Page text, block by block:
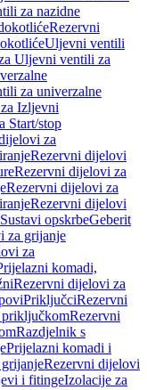
za nazidne
Rezervni
Uljevni ventili
Uljevni ventili za
za univerzalne
Izljevni
Start/stop
za
Rezervni dijelovi
Rezervni dijelovi za
Rezervni dijelovi za
Rezervni dijelovi
Sustavi opskrbeGeberit
za grijanje
za
komadi,
Rezervni dijelovi za
PriključciRezervni
Rezervni
Razdjelnik s
Prijelazni komadi i
Rezervni dijelovi
i fitingeIzolacije za